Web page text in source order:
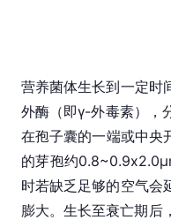
营养菌体生长到一定时
外酶（即γ-外毒素），
在孢子囊的一端或中央
的芽孢约
时若缺乏足够的空气会
膨大。生长至衰亡期后